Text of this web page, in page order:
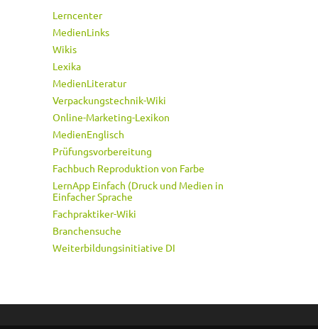
Lerncenter
MedienLinks
Wikis
Lexika
MedienLiteratur
Verpackungstechnik-Wiki
Online-Marketing-Lexikon
MedienEnglisch
Prüfungsvorbereitung
Fachbuch Reproduktion von Farbe
LernApp Einfach (Druck und Medien in
Einfacher Sprache
Fachpraktiker-Wiki
Branchensuche
Weiterbildungsinitiative DI